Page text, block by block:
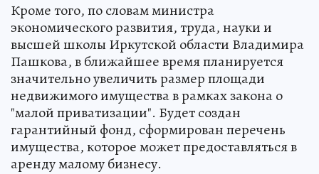
Кроме того, по словам министра
экономического развития, труда, науки и
высшей школы Иркутской области Владимира
Пашкова, в ближайшее время планируется
значительно увеличить размер площади
недвижимого имущества в рамках закона о
"малой приватизации". Будет создан
гарантийный фонд, сформирован перечень
имущества, которое может предоставляться в
аренду малому бизнесу.